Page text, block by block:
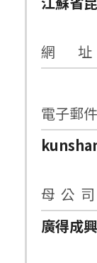
網 址
電子郵件
母 公 司
廣得成